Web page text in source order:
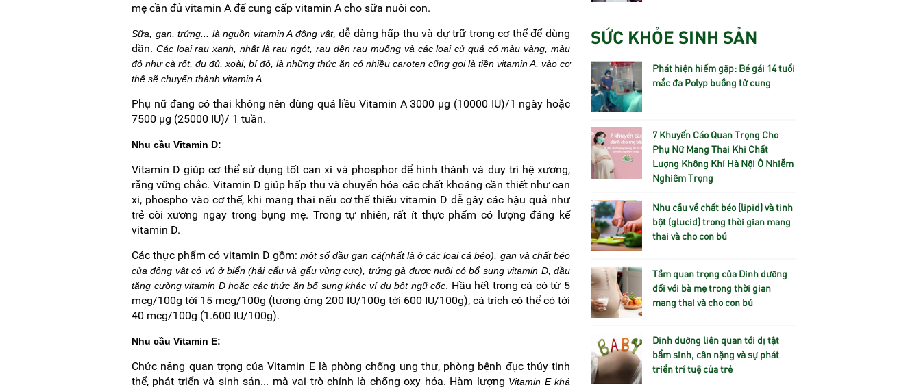
mẹ cần đủ vitamin A để cung cấp vitamin A cho sữa nuôi con.
Sữa, gan, trứng... là nguồn vitamin A động vật, dễ dàng hấp thu và dự trữ trong cơ thể để dùng
dần. Các loại rau xanh, nhất là rau ngót, rau dền rau muống và các loại củ quả có màu vàng, màu
đỏ như cà rốt, đu đủ, xoài, bí đỏ, là những thức ăn có nhiều caroten cũng gọi là tiền vitamin A, vào cơ
thể sẽ chuyển thành vitamin A.
Phụ nữ đang có thai không nên dùng quá liều Vitamin A 3000 µg (10000 IU)/1 ngày hoặc
7500 µg (25000 IU)/ 1 tuần.
Nhu cầu Vitamin D:
Vitamin D giúp cơ thể sử dụng tốt can xi và phosphor để hình thành và duy trì hệ xương,
răng vững chắc. Vitamin D giúp hấp thu và chuyển hóa các chất khoáng cần thiết như can
xi, phospho vào cơ thể, khi mang thai nếu cơ thể thiếu vitamin D dễ gây các hậu quả như
trẻ còi xương ngay trong bụng mẹ. Trong tự nhiên, rất ít thực phẩm có lượng đáng kể
vitamin D.
Các thực phẩm có vitamin D gồm: một số dầu gan cá(nhất là ở các loại cá béo), gan và chất béo
của động vật có vú ở biển (hải cẩu và gấu vùng cực), trứng gà được nuôi có bổ sung vitamin D, dầu
tăng cường vitamin D hoặc các thức ăn bổ sung khác ví dụ bột ngũ cốc. Hầu hết trong cá có từ 5
mcg/100g tới 15 mcg/100g (tương ứng 200 IU/100g tới 600 IU/100g), cá trích có thể có tới
40 mcg/100g (1.600 IU/100g).
Nhu cầu Vitamin E:
Chức năng quan trọng của Vitamin E là phòng chống ung thư, phòng bệnh đục thủy tinh
thể, phát triển và sinh sản... mà vai trò chính là chống oxy hóa. Hàm lượng Vitamin E khá
SỨC KHỎE SINH SẢN
Phát hiện hiếm gặp: Bé gái 14 tuổi
mắc đa Polyp buồng tử cung
7 Khuyến Cáo Quan Trọng Cho
Phụ Nữ Mang Thai Khi Chất
Lượng Không Khí Hà Nội Ô Nhiễm
Nghiêm Trọng
Nhu cầu về chất béo (lipid) và tinh
bột (glucid) trong thời gian mang
thai và cho con bú
Tầm quan trọng của Dinh dưỡng
đối với bà mẹ trong thời gian
mang thai và cho con bú
Dinh dưỡng liên quan tới dị tật
bẩm sinh, cân nặng và sự phát
triển trí tuệ của trẻ